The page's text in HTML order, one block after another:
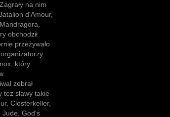
na nim
d'Amour,
obchodził
przeżywało
który
zebrał
też sławy takie
Closterkeller,
Jude, God's